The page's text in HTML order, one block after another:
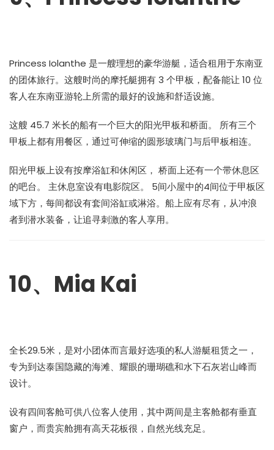
Princess Iolanthe 是一艘理想的豪华游艇，适合租用于东南亚
的团体旅行。这艘时尚的摩托艇拥有 3 个甲板，配备能让 10 位
客人在东南亚游轮上所需的最好的设施和舒适设施。
这艘 45.7 米长的船有一个巨大的阳光甲板和桥面。 所有三个
甲板上都有用餐区，通过可伸缩的圆形玻璃门与后甲板相连。
阳光甲板上设有按摩浴缸和休闲区， 桥面上还有一个带休息区
的吧台。 主休息室设有电影院区。 5间小屋中的4间位于甲板区
域下方，每间都设有套间浴缸或淋浴。船上应有尽有，从冲浪
者到潜水装备，让追寻刺激的客人享用。
10、Mia Kai
全长29.5米，是对小团体而言最好选项的私人游艇租赁之一，
专为到达泰国隐藏的海滩、耀眼的珊瑚礁和水下石灰岩山峰而
设计。
设有四间客舱可供八位客人使用，其中两间是主客舱都有垂直
窗户，而贵宾舱拥有高天花板很，自然光线充足。